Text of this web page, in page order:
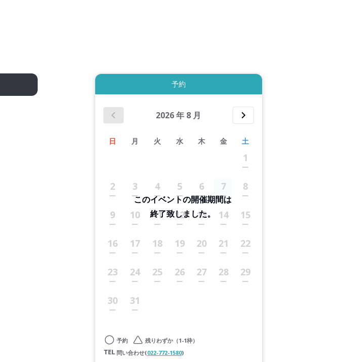
予約
2026年 8 月
日 月 火 水 木 金 土
1
2 3 4 5 6 7 8
9 10 11 12 13 14 15
16 17 18 19 20 21 22
23 24 25 26 27 28 29
30 31
このイベントの開催期間は
終了致しました。
予約
残りわずか（1-1枠）
問い合わせ(022-772-1580)